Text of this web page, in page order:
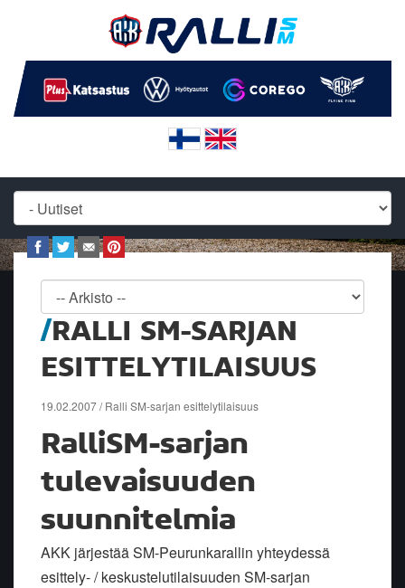
RALLI SM-SARJAN
ESITTELYTILAISUUS
19.02.2007 / Ralli SM-sarjan esittelytilaisuus
RalliSM-sarjan
tulevaisuuden
suunnitelmia
AKK järjestää SM-Peurunkarallin yhteydessä
esittely- / keskustelutilaisuuden SM-sarjan